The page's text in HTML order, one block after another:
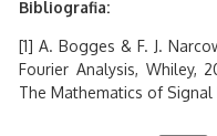
Bibliografia:
[1] A. Bogges & F. J.
Fourier Analysis, Whiley,
The Mathematics of Signal